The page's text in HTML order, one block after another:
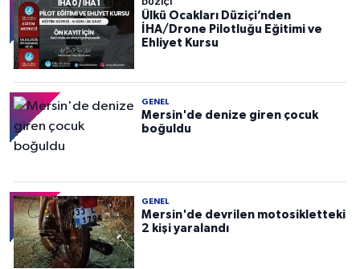
DÜZIÇI
Ülkü Ocakları Düziçi’nden
İHA/Drone Pilotluğu Eğitimi ve
Ehliyet Kursu
GENEL
Mersin'de denize giren çocuk
boğuldu
GENEL
Mersin'de devrilen motosikletteki
2 kişi yaralandı